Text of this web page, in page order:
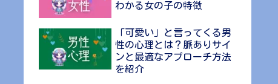
わかる女の子の特徴
「可愛い」と言ってくる男
性の心理とは？脈ありサイ
ンと最適なアプローチ方法
を紹介